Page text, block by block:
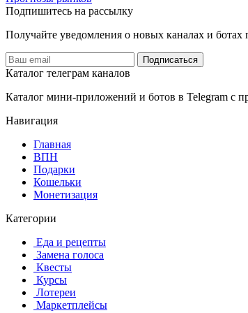
Подпишитесь на рассылку
Получайте уведомления о новых каналах и
Подписаться
Каталог телеграм каналов
Каталог мини-приложений и ботов в Telegram с
Навигация
Главная
️ВПН
Подарки
Кошельки
Монетизация
Категории
️ ️Еда и рецепты
️ Замена голоса
️ Квесты
‍ Курсы
️ Лотереи
️ Маркетплейсы